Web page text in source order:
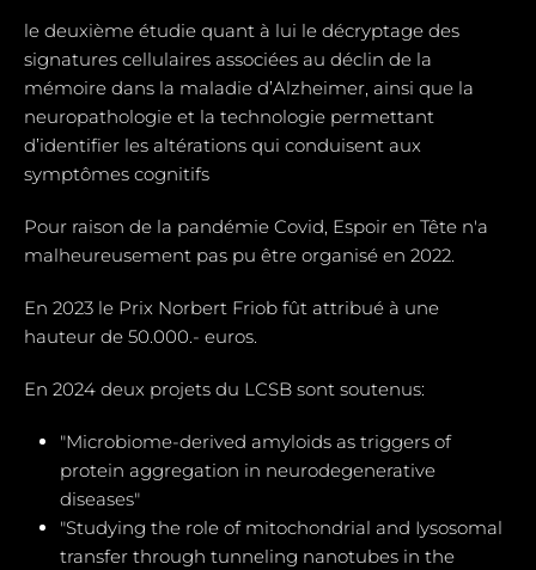
le deuxième étudie quant à lui le décryptage des
signatures cellulaires associées au déclin de la
mémoire dans la maladie d’Alzheimer, ainsi que la
neuropathologie et la technologie permettant
d’identifier les altérations qui conduisent aux
symptômes cognitifs
Pour raison de la pandémie Covid, Espoir en Tête n'a
malheureusement pas pu être organisé en 2022.
En 2023 le Prix Norbert Friob fût attribué à une
hauteur de 50.000.- euros.
En 2024 deux projets du LCSB sont soutenus:
"Microbiome-derived amyloids as triggers of
protein aggregation in neurodegenerative
diseases"
"Studying the role of mitochondrial and Iysosomal
transfer through tunneling nanotubes in the